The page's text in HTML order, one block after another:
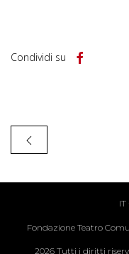
Condividi su
IT
Fondazione Teatro
2026 Tutti i diritti